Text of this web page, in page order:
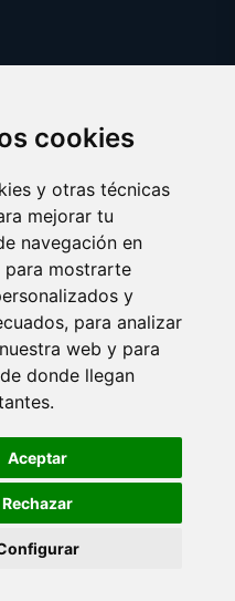
cookies
y otras técnicas
mejorar tu
navegación en
para mostrarte
y
para analizar
web y para
donde llegan
Aceptar
Rechazar
preferences
creencia.es